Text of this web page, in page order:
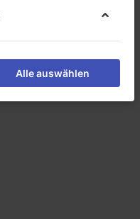
Alle auswählen